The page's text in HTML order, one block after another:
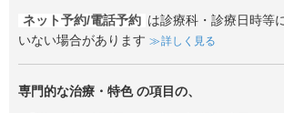
ネット予約/電話予約 は診療科・診療日時等
いない場合があります
詳しく見る
専門的な治療・特色の項目の、